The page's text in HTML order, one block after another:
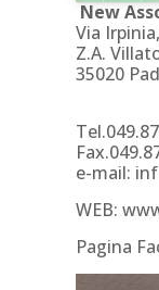
New
Via
Z.A.
35020
e-mail:
WEB:
Pagina